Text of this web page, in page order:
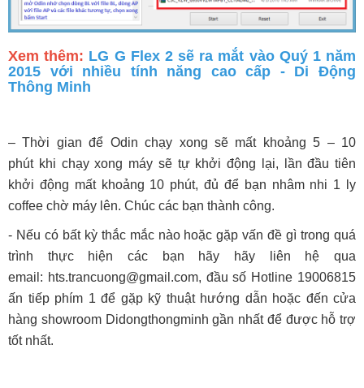
Xem thêm: LG G Flex 2 sẽ ra mắt vào Quý 1 năm
2015 với nhiều tính năng cao cấp - Di Động
Thông Minh
– Thời gian để Odin chạy xong sẽ mất khoảng 5 – 10
phút khi chạy xong máy sẽ tự khởi động lại, lần đầu tiên
khởi động mất khoảng 10 phút, đủ để bạn nhâm nhi 1 ly
coffee chờ máy lên. Chúc các bạn thành công.
​- Nếu có bất kỳ thắc mắc nào hoặc gặp vấn đề gì trong quá
trình thực hiện các bạn hãy hãy liên hệ qua
email: hts.trancuong@gmail.com, đầu số Hotline 19006815
ấn tiếp phím 1 để gặp kỹ thuật hướng dẫn hoặc đến cửa
hàng showroom Didongthongminh gần nhất để được hỗ trợ
tốt nhất.